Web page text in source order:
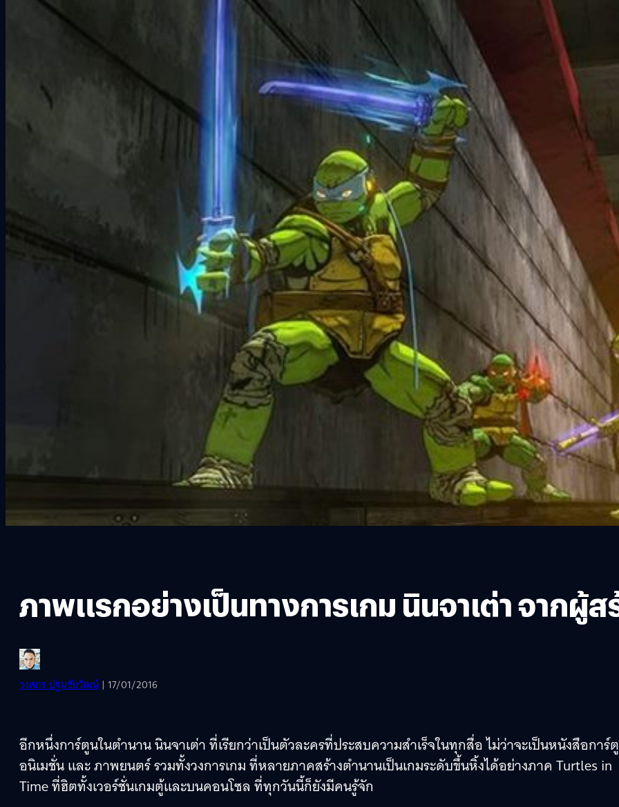
ภาพแรกอย่างเป็นทางการเกม นินจาเต่า จากผู้ส
วงศกร ปฐมชัยวัฒน์ | 17/01/2016
อีกหนึ่งการ์ตูนในตำนาน นินจาเต่า ที่เรียกว่าเป็นตัวละครที่ประสบความสำเร็จในทุกสื่อ ไม่ว่าจะเป็นหนังสือการ์
อนิเมชั่น และ ภาพยนตร์ รวมทั้งวงการเกม ที่หลายภาคสร้างตำนานเป็นเกมระดับขึ้นหิ้งได้อย่างภาค Turtles in
Time ที่ฮิตทั้งเวอร์ชั่นเกมตู้และบนคอนโซล ที่ทุกวันนี้ก็ยังมีคนรู้จัก